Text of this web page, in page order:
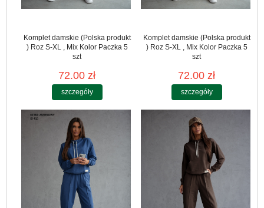
Komplet damskie (Polska produkt
) Roz S-XL , Mix Kolor Paczka 5
szt
72.00 zł
szczegóły
Komplet damskie (Polska produkt
) Roz S-XL , Mix Kolor Paczka 5
szt
72.00 zł
szczegóły